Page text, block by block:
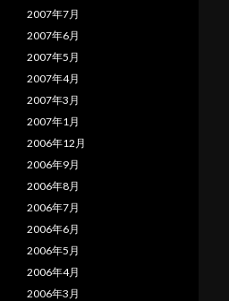
2007年7月
2007年6月
2007年5月
2007年4月
2007年3月
2007年1月
2006年12月
2006年9月
2006年8月
2006年7月
2006年6月
2006年5月
2006年4月
2006年3月